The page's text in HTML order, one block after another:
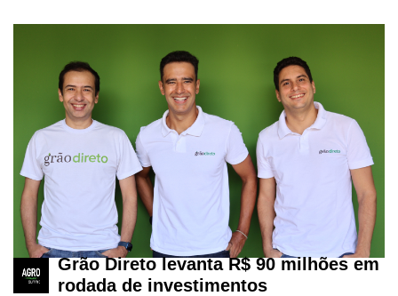
Grão Direto levanta R$ 90 milhões em
rodada de investimentos